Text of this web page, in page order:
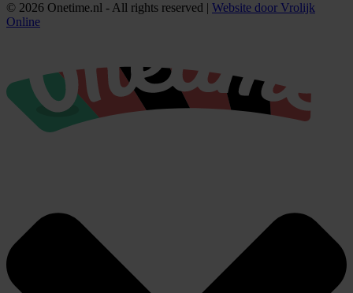
© 2026 Onetime.nl - All rights reserved | Website door Vrolijk
Online